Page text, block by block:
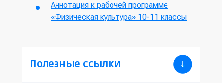
Аннотация к рабочей программе
«Физическая культура» 10-11 классы
Полезные ссылки